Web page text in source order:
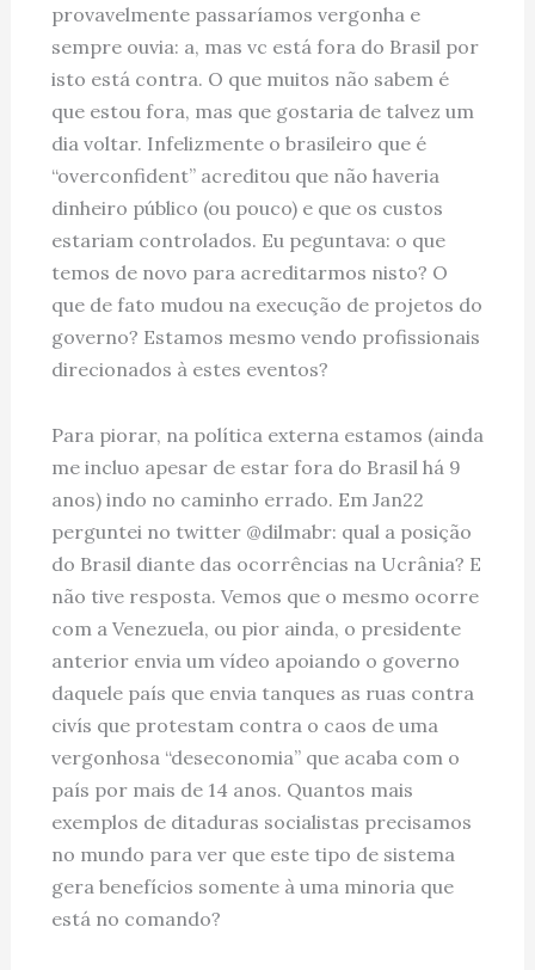
provavelmente passaríamos vergonha e
sempre ouvia: a, mas vc está fora do Brasil por
isto está contra. O que muitos não sabem é
que estou fora, mas que gostaria de talvez um
dia voltar. Infelizmente o brasileiro que é
“overconfident” acreditou que não haveria
dinheiro público (ou pouco) e que os custos
estariam controlados. Eu peguntava: o que
temos de novo para acreditarmos nisto? O
que de fato mudou na execução de projetos do
governo? Estamos mesmo vendo profissionais
direcionados à estes eventos?
Para piorar, na política externa estamos (ainda
me incluo apesar de estar fora do Brasil há 9
anos) indo no caminho errado. Em Jan22
perguntei no twitter @dilmabr: qual a posição
do Brasil diante das ocorrências na Ucrânia? E
não tive resposta. Vemos que o mesmo ocorre
com a Venezuela, ou pior ainda, o presidente
anterior envia um vídeo apoiando o governo
daquele país que envia tanques as ruas contra
civís que protestam contra o caos de uma
vergonhosa “deseconomia” que acaba com o
país por mais de 14 anos. Quantos mais
exemplos de ditaduras socialistas precisamos
no mundo para ver que este tipo de sistema
gera benefícios somente à uma minoria que
está no comando?